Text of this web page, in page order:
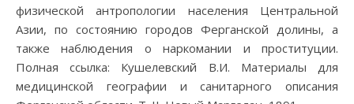
физической антропологии населения Центральной
Азии, по состоянию городов Ферганской долины, а
также наблюдения о наркомании и проституции.
Полная ссылка: Кушелевский В.И. Материалы для
медицинской географии и санитарного описания